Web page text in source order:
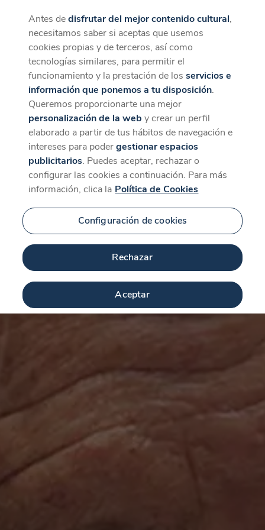
CaixaForum+
La mejor experiencia desde la App
Descargar
Antes dedisfrutar del mejor contenido cultural,
necesitamos saber si aceptas que usemos
cookies propias y de terceros, así como
tecnologías similares, para permitir el
funcionamiento y la prestación de losservicios e
información que ponemos a tu disposición.
Queremos proporcionarte una mejor
personalización de la web y crear un perfil
elaborado a partir de tus hábitos de navegación e
intereses para podergestionar espacios
publicitarios. Puedes aceptar, rechazar o
configurar las cookies a continuación. Para más
información, clica la Política de Cookies
Configuración de cookies
Rechazar
Aceptar